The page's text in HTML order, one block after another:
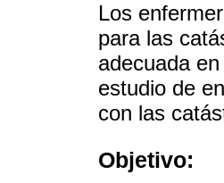
Los
para las
adecuada
estudio de
con las
Objetivo: